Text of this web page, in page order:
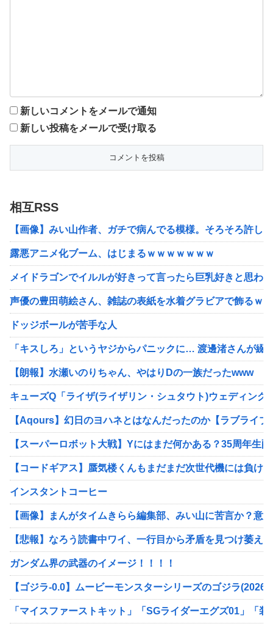
新しいコメントをメールで通知
新しい投稿をメールで受け取る
相互RSS
【画像】みい山作者、ガチで病んでる模様。そろそろ許し
露悪アニメ化ブーム、はじまるｗｗｗｗｗｗｗ
メイドラゴンでイルルが好きって言ったら巨乳好きと思わ
声優の豊田萌絵さん、雑誌の表紙を水着グラビアで飾るｗ
ドッジボールが苦手な人
「キスしろ」というヤジからパニックに… 渡邊渚さんが
【朗報】水瀬いのりちゃん、やはりDの一族だったwww
キューズQ「ライザ(ライザリン・シュタウト)ウェディング
【Aqours】幻日のヨハネとはなんだったのか【ラブライ
【スーパーロボット大戦】Yにはまだ何かある？35周年生
【コードギアス】蜃気楼くんもまだまだ次世代機には負け
インスタントコーヒー
【画像】まんがタイムきらら編集部、みい山に苦言か？意
【悲報】なろう読書中ワイ、一行目から矛盾を見つけ萎え
ガンダム界の武器のイメージ！！！！
【ゴジラ-0.0】ムービーモンスターシリーズのゴジラ
「マイスファーストキット」「SGライダーエグズ01」「